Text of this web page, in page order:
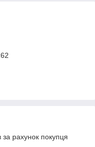
рахунок покупця